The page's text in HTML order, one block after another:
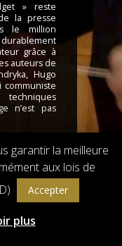
» reste
la presse
le million
grâce à
auteurs de
Hugo
communiste
n’est pas
© 2018 Flach Film
Bordeaux
garantir la meilleure
aux lois de
Accepter
plus